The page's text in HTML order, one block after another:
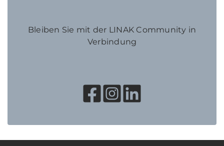
Bleiben Sie mit der LINAK Community in
Verbindung